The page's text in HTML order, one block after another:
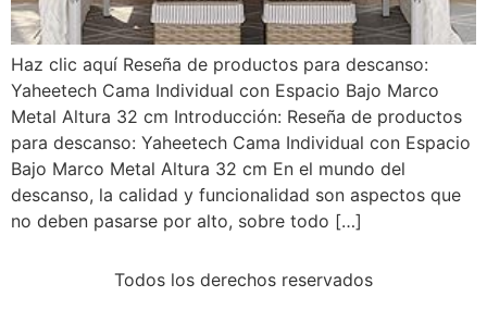
Haz clic aquí Reseña de productos para descanso:
Yaheetech Cama Individual con Espacio Bajo Marco
Metal Altura 32 cm Introducción: Reseña de productos
para descanso: Yaheetech Cama Individual con Espacio
Bajo Marco Metal Altura 32 cm En el mundo del
descanso, la calidad y funcionalidad son aspectos que
no deben pasarse por alto, sobre todo […]
Todos los derechos reservados